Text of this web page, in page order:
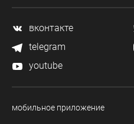
вконтакте
telegram
youtube
мобильное приложение